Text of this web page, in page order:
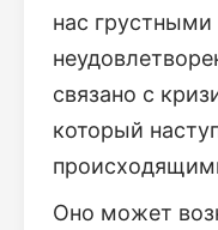
нас грустными
связано с
который
Оно может